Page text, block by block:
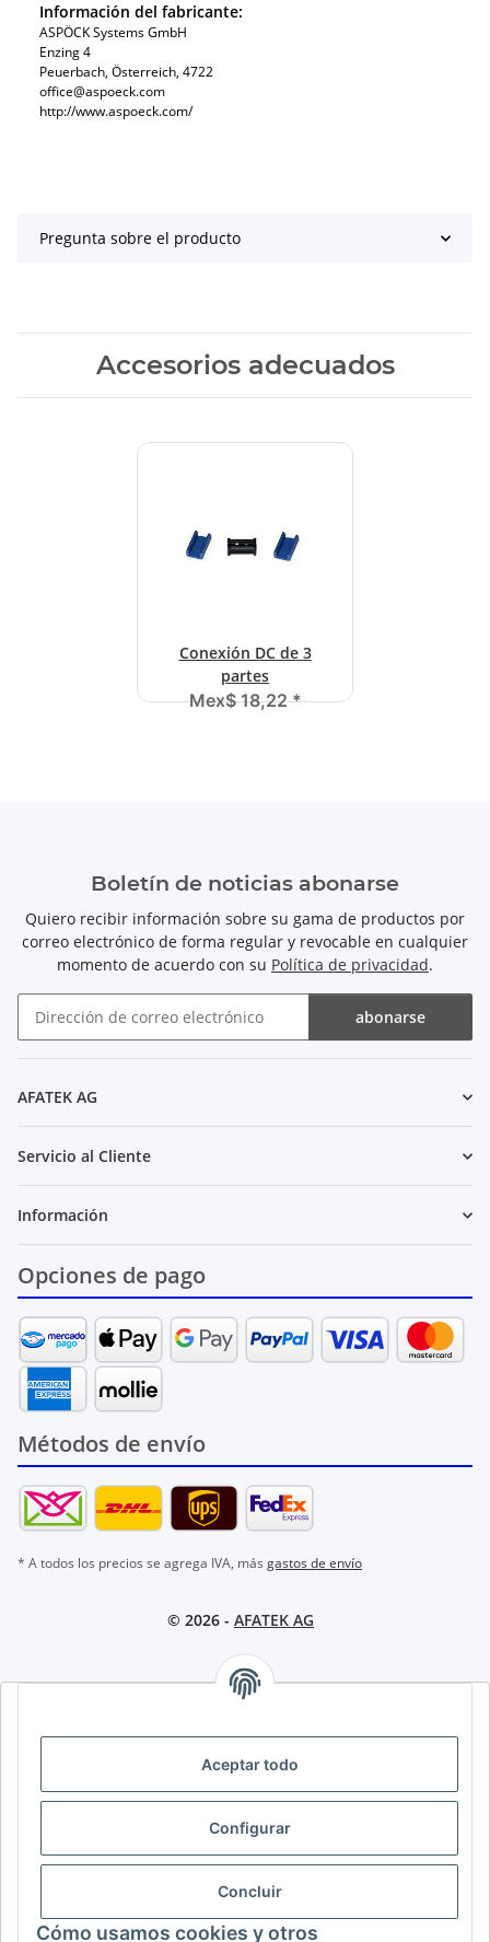
Aceptar todo
Configurar
Concluir
Cómo usamos cookies y otros
Información del fabricante:
ASPÖCK Systems GmbH
Enzing 4
Peuerbach, Österreich, 4722
office@aspoeck.com
http://www.aspoeck.com/
Pregunta sobre el producto
Accesorios adecuados
Conexión DC de 3
partes
Mex$ 18,22*
Boletín de noticias abonarse
Quiero recibir información sobre su gama de productos por
correo electrónico de forma regular y revocable en cualquier
momento de acuerdo con su Política de privacidad.
abonarse
AFATEK AG
Servicio al Cliente
Información
Opciones de pago
Métodos de envío
* A todos los precios se agrega IVA, más gastos de envío
© 2026 - AFATEK AG
SELECT REGION & LANGUAGE | CHOISIR LA RÉGION ET LA
DE AT CH (DE) CH (FR)
BE (NL)